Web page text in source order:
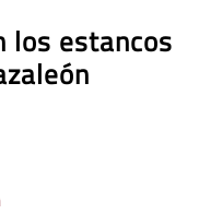
los estancos